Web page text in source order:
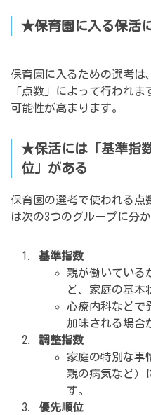
★保育園に入る保活
保育園に入るための選考は
「点数」によって行われ
可能性が高まります。
★保活には「基準指
位」がある
保育園の選考で使われる点
は次の3つのグループに分
基準指数
親が働いている
ど、家庭の基本
心療内科などで
加味される場合
調整指数
家庭の特別な事
親の病気など）
す。
優先順位